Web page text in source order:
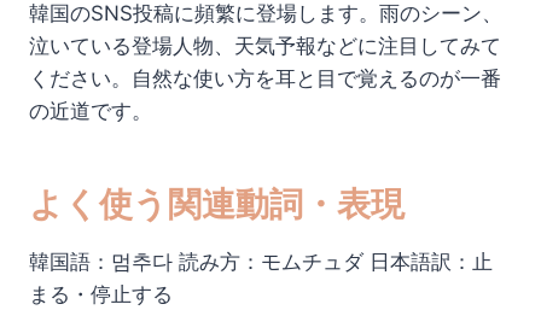
韓国のSNS投稿に頻繁に登場します。雨のシーン、
泣いている登場人物、天気予報などに注目してみて
ください。自然な使い方を耳と目で覚えるのが一番
の近道です。
よく使う関連動詞・表現
韓国語：멈추다 読み方：モムチュダ 日本語訳：止
まる・停止する